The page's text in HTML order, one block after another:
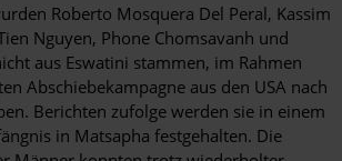
Roberto Mosquera Del Peral, Kassim
Nguyen, Phone Chomsavanh und
aus Eswatini stammen, im Rahmen
Abschiebekampagne aus den USA nach
Berichten zufolge werden sie in einem
in Matsapha festgehalten. Die